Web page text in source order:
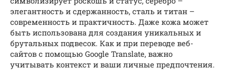
элегантность и сдержанность, сталь и титан –
современность и практичность. Даже кожа может
быть использована для создания уникальных и
брутальных подвесок. Как и при переводе веб-
сайтов с помощью Google Translate, важно
учитывать контекст и ваши личные предпочтения.